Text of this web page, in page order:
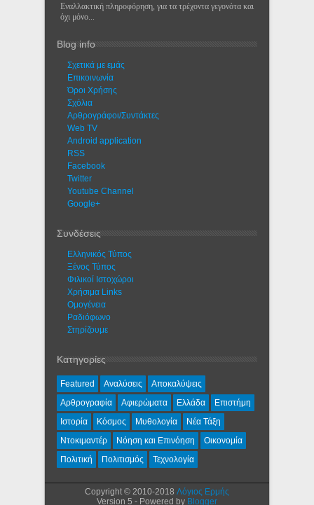
Εναλλακτική πληροφόρηση, για τα τρέχοντα γεγονότα και
όχι μόνο...
Blog info
Σχετικά με εμάς
Eπικοινωνία
Όροι Χρήσης
Σχόλια
Αρθρογράφοι/Συντάκτες
Web TV
Android application
RSS
Facebook
Twitter
Youtube Channel
Google+
Συνδέσεις
Ελληνικός Τύπος
Ξένος Τύπος
Φιλικοί Ιστοχώροι
Χρήσιμα Links
Ομογένεια
Ραδιόφωνο
Στηρίζουμε
Κατηγορίες
Featured Αναλύσεις
Αποκαλύψεις
Αρθρογραφία
Αφιερώματα Ελλάδα
Επιστήμη
Ιστορία
Κόσμος Μυθολογία
Νέα Τάξη
Ντοκιμαντέρ
Νόηση και Επινόηση
Οικονομία
Πολιτική
Πολιτισμός Τεχνολογία
Copyright © 2010-2018 Λόγιος Ερμής
Version 5 - Powered by Blogger